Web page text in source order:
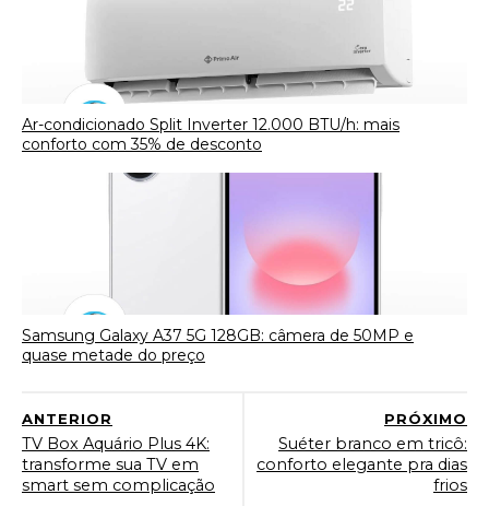
Ar-condicionado Split Inverter 12.000 BTU/h: mais
conforto com 35% de desconto
Samsung Galaxy A37 5G 128GB: câmera de 50MP e
quase metade do preço
PRÓXIMO
Suéter branco em tricô:
conforto elegante pra dias
frios
ANTERIOR
TV Box Aquário Plus 4K:
transforme sua TV em
smart sem complicação